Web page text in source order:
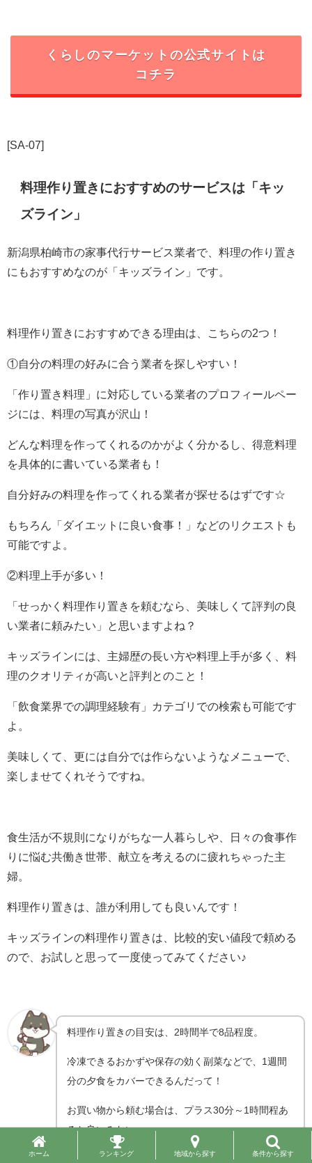
くらしのマーケットの公式サイトは
コチラ
[SA-07]
料理作り置きにおすすめのサービスは「キッ
ズライン」
新潟県柏崎市の家事代行サービス業者で、料理の作り置き
にもおすすめなのが「キッズライン」です。
料理作り置きにおすすめできる理由は、こちらの2つ！
①自分の料理の好みに合う業者を探しやすい！
「作り置き料理」に対応している業者のプロフィールペー
ジには、料理の写真が沢山！
どんな料理を作ってくれるのかがよく分かるし、得意料理
を具体的に書いている業者も！
自分好みの料理を作ってくれる業者が探せるはずです☆
もちろん「ダイエットに良い食事！」などのリクエストも
可能ですよ。
②料理上手が多い！
「せっかく料理作り置きを頼むなら、美味しくて評判の良
い業者に頼みたい」と思いますよね？
キッズラインには、主婦歴の長い方や料理上手が多く、料
理のクオリティが高いと評判とのこと！
「飲食業界での調理経験有」カテゴリでの検索も可能です
よ。
美味しくて、更には自分では作らないようなメニューで、
楽しませてくれそうですね。
食生活が不規則になりがちな一人暮らしや、日々の食事作
りに悩む共働き世帯、献立を考えるのに疲れちゃった主
婦。
料理作り置きは、誰が利用しても良いんです！
キッズラインの料理作り置きは、比較的安い値段で頼める
ので、お試しと思って一度使ってみてください♪
料理作り置きの目安は、2時間半で8品程度。
冷凍できるおかずや保存の効く副菜などで、1週間
分の夕食をカバーできるんだって！
お買い物から頼む場合は、プラス30分～1時間程あ
ると良いみたい。
1時間から依頼可能で、15分単位で指定できるの